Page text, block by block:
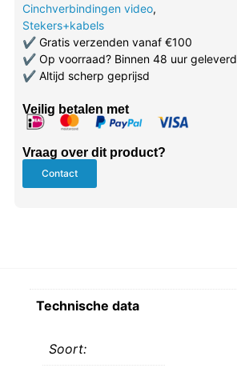
Cinchverbindingen video,
Stekers+kabels
✔Gratis verzenden vanaf €100
✔Op voorraad? Binnen 48 uur geleverd
✔Altijd scherp geprijsd
Veilig betalen met
Vraag over dit product?
Contact
Technische data
Soort: